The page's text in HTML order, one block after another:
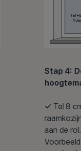
Stap 4:
✓ Tel 8
aan de rol.